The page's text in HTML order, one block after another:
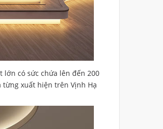
có sức chứa lên đến 200
xuất hiện trên Vịnh Hạ